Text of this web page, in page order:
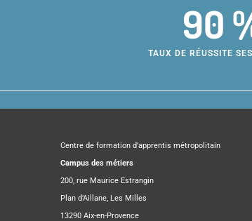
90
TAUX DE RÉUSSITE
Centre de formation d’apprentis métropolitain
Campus des métiers
200, rue Maurice Estrangin
Plan d’Aillane, Les Milles
13290 Aix-en-Provence